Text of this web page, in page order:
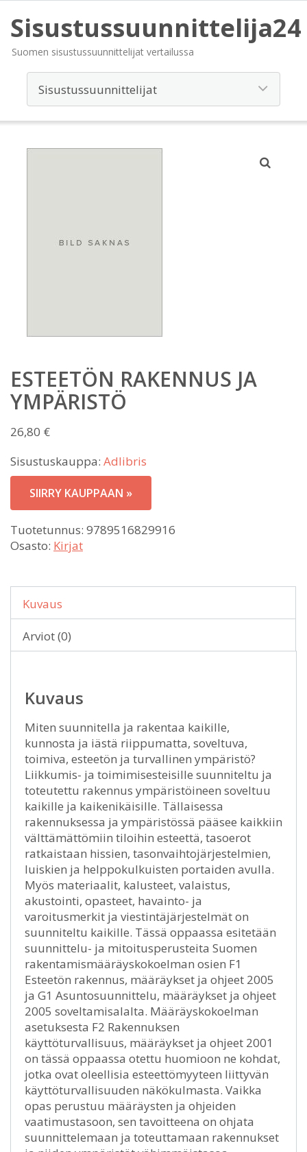
Sisustussuunnittelija24
Suomen sisustussuunnittelijat vertailussa
ESTEETÖN RAKENNUS JA
YMPÄRISTÖ
26,80 €
Sisustuskauppa: Adlibris
SIIRRY KAUPPAAN »
Tuotetunnus: 9789516829916
Osasto: Kirjat
Kuvaus
Arviot (0)
Kuvaus
Miten suunnitella ja rakentaa kaikille,
kunnosta ja iästä riippumatta, soveltuva,
toimiva, esteetön ja turvallinen ympäristö?
Liikkumis- ja toimimisesteisille suunniteltu ja
toteutettu rakennus ympäristöineen soveltuu
kaikille ja kaikenikäisille. Tällaisessa
rakennuksessa ja ympäristössä pääsee kaikkiin
välttämättömiin tiloihin esteettä, tasoerot
ratkaistaan hissien, tasonvaihtojärjestelmien,
luiskien ja helppokulkuisten portaiden avulla.
Myös materiaalit, kalusteet, valaistus,
akustointi, opasteet, havainto- ja
varoitusmerkit ja viestintäjärjestelmät on
suunniteltu kaikille. Tässä oppaassa esitetään
suunnittelu- ja mitoitusperusteita Suomen
rakentamismääräyskokoelman osien F1
Esteetön rakennus, määräykset ja ohjeet 2005
ja G1 Asuntosuunnittelu, määräykset ja ohjeet
2005 soveltamisalalta. Määräyskokoelman
asetuksesta F2 Rakennuksen
käyttöturvallisuus, määräykset ja ohjeet 2001
on tässä oppaassa otettu huomioon ne kohdat,
jotka ovat oleellisia esteettömyyteen liittyvän
käyttöturvallisuuden näkökulmasta. Vaikka
opas perustuu määräysten ja ohjeiden
vaatimustasoon, sen tavoitteena on ohjata
suunnittelemaan ja toteuttamaan rakennukset